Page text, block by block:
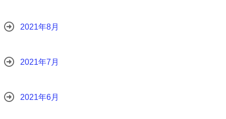
2021年8月
2021年7月
2021年6月